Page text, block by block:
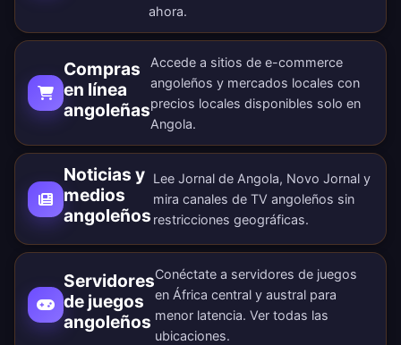
ahora.
Compras
en línea
angoleñas
Accede a sitios de e-commerce
angoleños y mercados locales con
precios locales disponibles solo en
Angola.
Noticias y
medios
angoleños
Lee Jornal de Angola, Novo Jornal y
mira canales de TV angoleños sin
restricciones geográficas.
Servidores
de juegos
angoleños
Conéctate a servidores de juegos
en África central y austral para
menor latencia. Ver todas las
ubicaciones.